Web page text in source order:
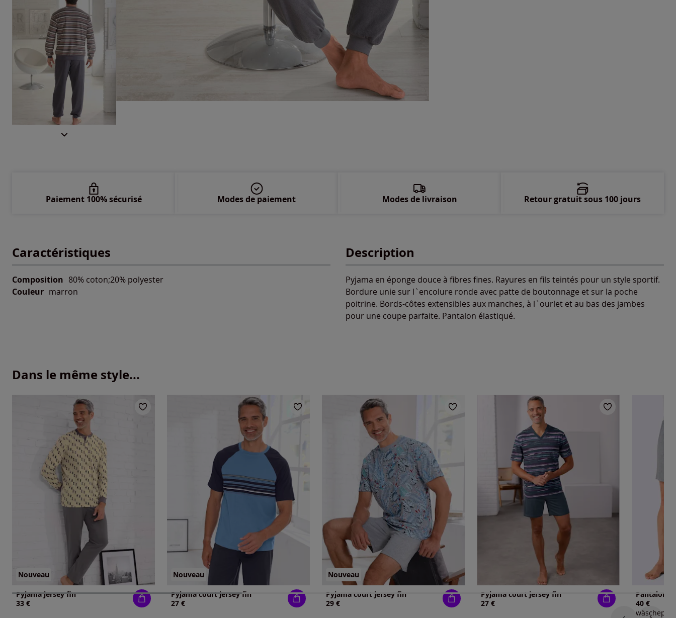
Caractéristiques
Composition 80% coton;20% polyester
Couleur marron
Description
Pyjama en éponge douce à fibres fines. Rayures en fils teintés pour un style sportif.
Bordure unie sur l`encolure ronde avec patte de boutonnage et sur la poche
poitrine. Bords-côtes extensibles aux manches, à l`ourlet et au bas des jambes
pour une coupe parfaite. Pantalon élastiqué.
Paiement 100% sécurisé Modes de paiement Modes de livraison Retour gratuit sous 100 jours
Dans le même style...
Nouveau
Pyjama jersey fin
33 €
Nouveau
Pyjama court jersey fin
27 €
Nouveau
Pyjama court jersey fin
29 €
Pyjama court jersey fin
27 €
Pantalon
40 €
wäschepur